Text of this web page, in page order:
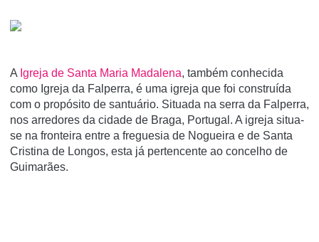
A Igreja de Santa Maria Madalena, também conhecida
como Igreja da Falperra, é uma igreja que foi construí­da
com o propósito de santuário. Situada na serra da Falperra,
nos arredores da cidade de Braga, Portugal. A igreja situa-
se na fronteira entre a freguesia de Nogueira e de Santa
Cristina de Longos, esta já pertencente ao concelho de
Guimarães.